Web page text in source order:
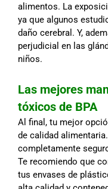
alimentos. La
ya que algunos
daño cerebral. Y,
perjudicial en las
niños.
Las mejores
tóxicos de BPA
Al final, tu mejor
de calidad
completamente
Te recomiendo que
tus envases de